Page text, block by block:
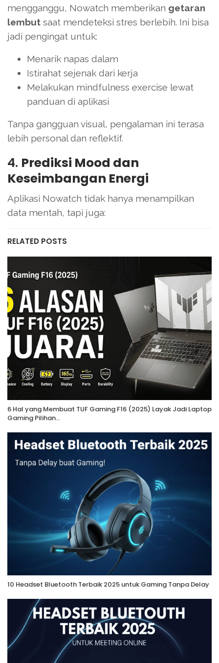
mengganggu, Nowatch memberikan getaran
lembut saat mendeteksi stres berlebih. Ini bisa
jadi pengingat untuk:
Menarik napas dalam
Istirahat sejenak dari kerja
Melakukan mindfulness exercise lewat
panduan di aplikasi
Tanpa gangguan visual, pengalaman ini terasa
lebih personal dan reflektif.
4. Prediksi Mood dan
Keseimbangan Energi
Aplikasi Nowatch tidak hanya menampilkan
data mentah, tapi juga:
RELATED POSTS
6 Hal yang Membuat TUF Gaming F16 (2025) Layak Jadi Laptop
Gaming Pilihan…
10 Headset Bluetooth Terbaik 2025 untuk Gaming Tanpa Delay